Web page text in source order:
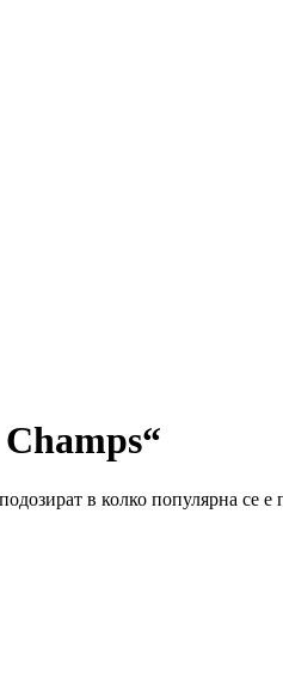
в колко популярна се е